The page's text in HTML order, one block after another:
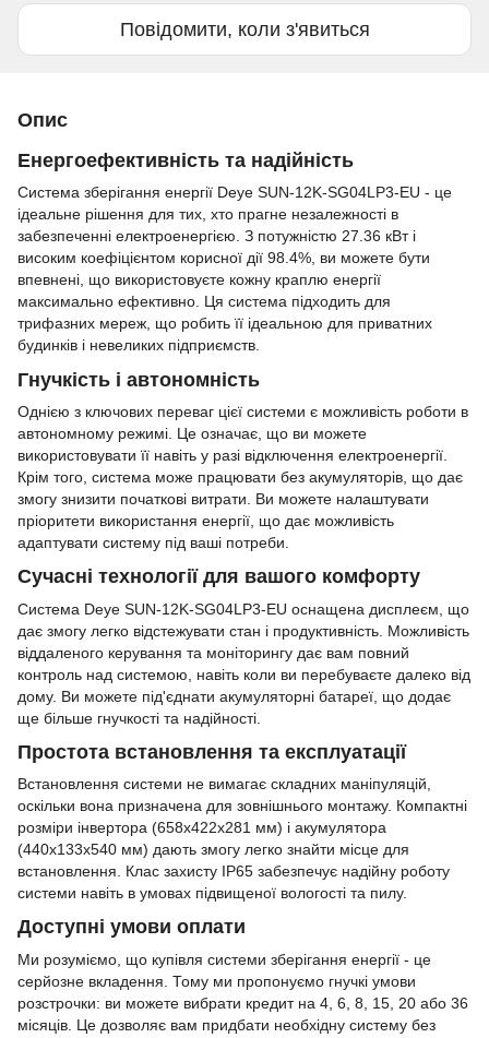
Повідомити, коли з'явиться
Опис
Енергоефективність та надійність
Система зберігання енергії Deye SUN-12K-SG04LP3-EU - це
ідеальне рішення для тих, хто прагне незалежності в
забезпеченні електроенергією. З потужністю 27.36 кВт і
високим коефіцієнтом корисної дії 98.4%, ви можете бути
впевнені, що використовуєте кожну краплю енергії
максимально ефективно. Ця система підходить для
трифазних мереж, що робить її ідеальною для приватних
будинків і невеликих підприємств.
Гнучкість і автономність
Однією з ключових переваг цієї системи є можливість роботи в
автономному режимі. Це означає, що ви можете
використовувати її навіть у разі відключення електроенергії.
Крім того, система може працювати без акумуляторів, що дає
змогу знизити початкові витрати. Ви можете налаштувати
пріоритети використання енергії, що дає можливість
адаптувати систему під ваші потреби.
Сучасні технології для вашого комфорту
Система Deye SUN-12K-SG04LP3-EU оснащена дисплеєм, що
дає змогу легко відстежувати стан і продуктивність. Можливість
віддаленого керування та моніторингу дає вам повний
контроль над системою, навіть коли ви перебуваєте далеко від
дому. Ви можете під'єднати акумуляторні батареї, що додає
ще більше гнучкості та надійності.
Простота встановлення та експлуатації
Встановлення системи не вимагає складних маніпуляцій,
оскільки вона призначена для зовнішнього монтажу. Компактні
розміри інвертора (658х422х281 мм) і акумулятора
(440x133x540 мм) дають змогу легко знайти місце для
встановлення. Клас захисту IP65 забезпечує надійну роботу
системи навіть в умовах підвищеної вологості та пилу.
Доступні умови оплати
Ми розуміємо, що купівля системи зберігання енергії - це
серйозне вкладення. Тому ми пропонуємо гнучкі умови
розстрочки: ви можете вибрати кредит на 4, 6, 8, 15, 20 або 36
місяців. Це дозволяє вам придбати необхідну систему без